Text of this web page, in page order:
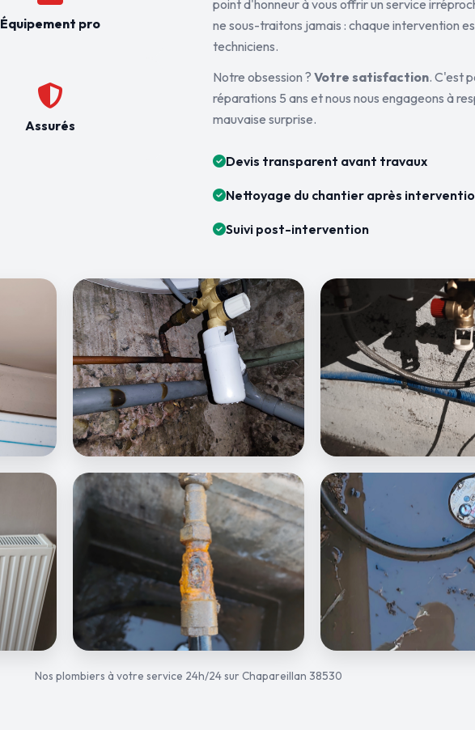
Équipement pro
Assurés
point d'honneur à vous offrir un service
ne sous-traitons jamais : chaque intervention
techniciens.
Notre obsession ? Votre satisfaction. C'est
réparations 5 ans et nous nous engageons à
mauvaise surprise.
Devis transparent avant travaux
Nettoyage du chantier après
Suivi post-intervention
Nos plombiers à votre service 24h/24 sur Chapareillan 38530